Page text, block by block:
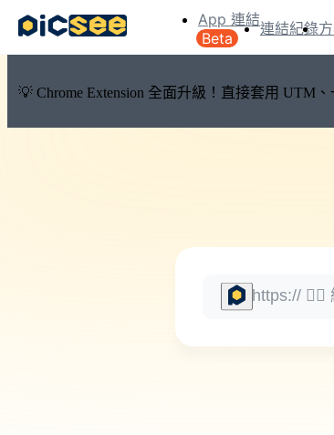
💡 Chrome Extension 全面升級！直接套用 UTM
App 連結
Beta
連結紀錄